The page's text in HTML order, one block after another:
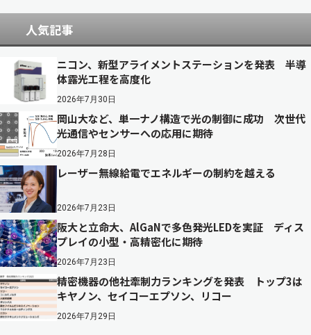
人気記事
ニコン、新型アライメントステーションを発表 半導
体露光工程を高度化
2026年7月30日
岡山大など、単一ナノ構造で光の制御に成功 次世代
光通信やセンサーへの応用に期待
2026年7月28日
レーザー無線給電でエネルギーの制約を越える
2026年7月23日
阪大と立命大、AlGaNで多色発光LEDを実証 ディス
プレイの小型・高精密化に期待
2026年7月23日
精密機器の他社牽制力ランキングを発表 トップ3は
キヤノン、セイコーエプソン、リコー
2026年7月29日